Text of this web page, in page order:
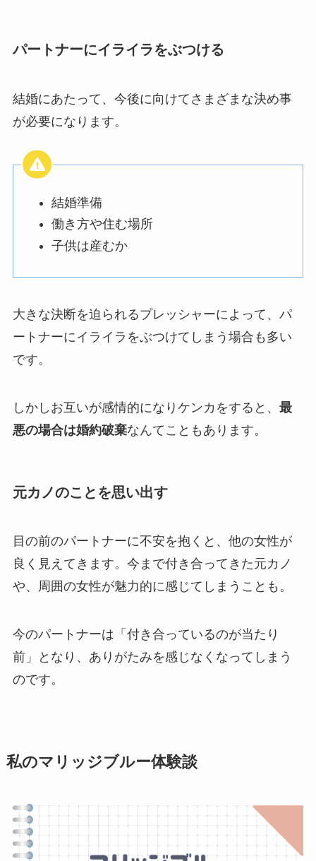
パートナーにイライラをぶつける
結婚にあたって、今後に向けてさまざまな決め事
が必要になります。
結婚準備
働き方や住む場所
子供は産むか
大きな決断を迫られるプレッシャーによって、パ
ートナーにイライラをぶつけてしまう場合も多い
です。
しかしお互いが感情的になりケンカをすると、 最
悪の場合は婚約破棄なんてこともあります。
元カノのことを思い出す
目の前のパートナーに不安を抱くと、他の女性が
良く見えてきます。今まで付き合ってきた元カノ
や、周囲の女性が魅力的に感じてしまうことも。
今のパートナーは「付き合っているのが当たり
前」となり、ありがたみを感じなくなってしまう
のです。
私のマリッジブルー体験談